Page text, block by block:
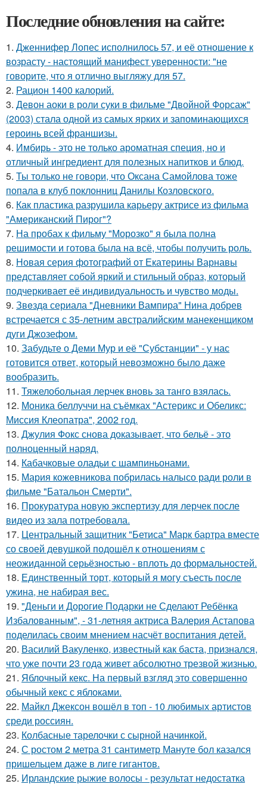
Последние обновления на сайте:
1. Дженнифер Лопес исполнилось 57, и её отношение к
возрасту - настоящий манифест уверенности: "не
говорите, что я отлично выгляжу для 57.
2. Рацион 1400 калорий.
3. Девон аоки в роли суки в фильме "Двойной Форсаж"
(2003) стала одной из самых ярких и запоминающихся
героинь всей франшизы.
4. Имбирь - это не только ароматная специя, но и
отличный ингредиент для полезных напитков и блюд.
5. Ты только не говори, что Оксана Самойлова тоже
попала в клуб поклонниц Данилы Козловского.
6. Как пластика разрушила карьеру актрисе из фильма
"Американский Пирог"?
7. На пробах к фильму "Морозко" я была полна
решимости и готова была на всё, чтобы получить роль.
8. Новая серия фотографий от Екатерины Варнавы
представляет собой яркий и стильный образ, который
подчеркивает её индивидуальность и чувство моды.
9. Звeздa сериала "Дневники Вампира" Нина добрев
встречается с 35-летним австралийским манекенщиком
дуги Джозефом.
10. Забудьте о Деми Мур и её "Субстанции" - у нас
готовится ответ, который невозможно было даже
вообразить.
11. Тяжелобольная лерчек вновь за танго взялась.
12. Моника беллуччи на съёмках "Астерикс и Обеликс:
Миссия Клеопатра", 2002 год.
13. Джулия Фокс снова доказывает, что бельё - это
полноценный наряд.
14. Кабачковые оладьи с шампиньонами.
15. Мария кожевникова побрилась налысо ради роли в
фильме "Батальон Смерти".
16. Прокуратура новую экспертизу для лерчек после
видео из зала потребовала.
17. Центральный защитник "Бетиса" Марк бартра вместе
со своей девушкой подошёл к отношениям с
неожиданной серьёзностью - вплоть до формальностей.
18. Единственный торт, который я могу съесть после
ужина, не набирая вес.
19. "Деньги и Дорогие Подарки не Сделают Ребёнка
Избалованным", - 31-летняя актриса Валерия Астапова
поделилась своим мнением насчёт воспитания детей.
20. Василий Вакуленко, известный как баста, признался,
что уже почти 23 года живет абсолютно трезвой жизнью.
21. Яблочный кекс. На первый взгляд это совершенно
обычный кекс с яблоками.
22. Майкл Джексон вошёл в топ - 10 любимых артистов
среди россиян.
23. Колбасные тарелочки с сырной начинкой.
24. С ростом 2 метра 31 сантиметр Мануте бол казался
пришельцем даже в лиге гигантов.
25. Ирландские рыжие волосы - результат недостатка